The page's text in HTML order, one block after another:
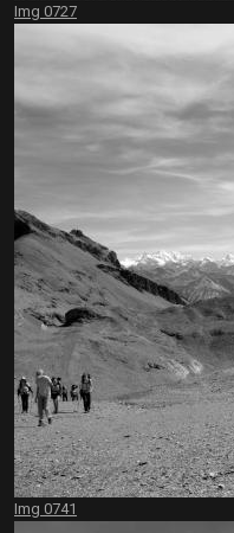
Img 0727
Img 0741